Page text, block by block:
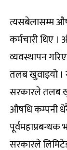
त्यसबेलासम्म
कर्मचारी थिए ।
व्यवस्थापन
तलब खुवाइयो ।
सरकारले तलब
औषधि कम्पनी
सरकारले